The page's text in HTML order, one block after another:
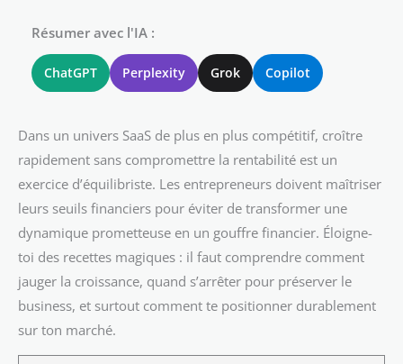
Résumer avec l'IA :
ChatGPT Perplexity Grok Copilot
Dans un univers SaaS de plus en plus compétitif, croître
rapidement sans compromettre la rentabilité est un
exercice d’équilibriste. Les entrepreneurs doivent maîtriser
leurs seuils financiers pour éviter de transformer une
dynamique prometteuse en un gouffre financier. Éloigne-
toi des recettes magiques : il faut comprendre comment
jauger la croissance, quand s’arrêter pour préserver le
business, et surtout comment te positionner durablement
sur ton marché.